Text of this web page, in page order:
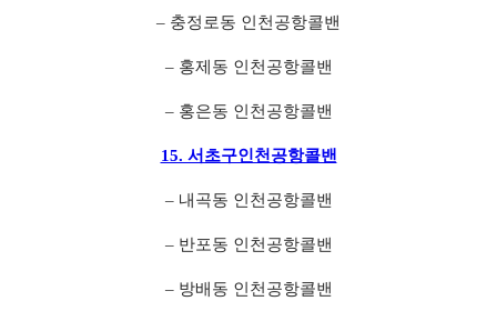
– 충정로동 인천공항콜밴
– 홍제동 인천공항콜밴
– 홍은동 인천공항콜밴
15. 서초구인천공항콜밴
– 내곡동 인천공항콜밴
– 반포동 인천공항콜밴
– 방배동 인천공항콜밴